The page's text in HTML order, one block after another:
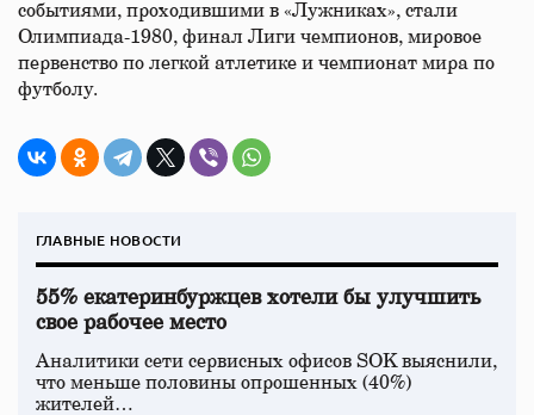
событиями, проходившими в «Лужниках», стали
Олимпиада-1980, финал Лиги чемпионов, мировое
первенство по легкой атлетике и чемпионат мира по
футболу.
ГЛАВНЫЕ НОВОСТИ
55% екатеринбуржцев хотели бы улучшить
свое рабочее место
Аналитики сети сервисных офисов SOK выяснили,
что меньше половины опрошенных (40%)
жителей…